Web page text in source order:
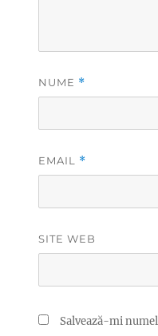
NUME *
EMAIL *
SITE WEB
Salvează-mi